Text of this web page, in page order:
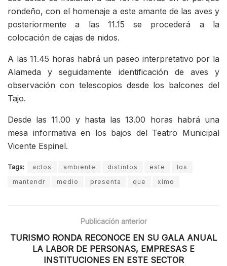
rondeño, con el homenaje a este amante de las aves y
posteriormente a las 11.15 se procederá a la
colocación de cajas de nidos.
A las 11.45 horas habrá un paseo interpretativo por la
Alameda y seguidamente identificación de aves y
observación con telescopios desde los balcones del
Tajo.
Desde las 11.00 y hasta las 13.00 horas habrá una
mesa informativa en los bajos del Teatro Municipal
Vicente Espinel.
Tags: actos ambiente distintos este
los
mantendr
medio presenta que ximo
Publicación anterior
TURISMO RONDA RECONOCE EN SU GALA ANUAL
LA LABOR DE PERSONAS, EMPRESAS E
INSTITUCIONES EN ESTE SECTOR